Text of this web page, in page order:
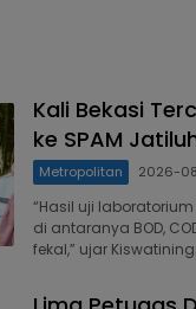
Kali Bekasi
ke SPAM
Metropolitan 2026-
“Hasil uji
di antaranya BOD,
fekal,” ujar